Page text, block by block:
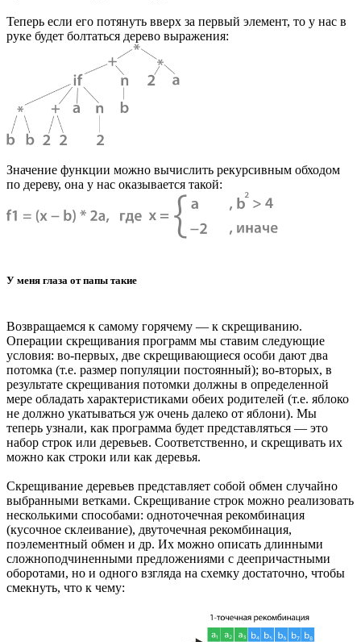
Теперь если его потянуть вверх за первый элемент, то у нас в
руке будет болтаться дерево выражения:
Значение функции можно вычислить рекурсивным обходом
по дереву, она у нас оказывается такой:
У меня глаза от папы такие
Возвращаемся к самому горячему — к скрещиванию.
Операции скрещивания программ мы ставим следующие
условия: во-первых, две скрещивающиеся особи дают два
потомка (т.е. размер популяции постоянный); во-вторых, в
результате скрещивания потомки должны в определенной
мере обладать характеристиками обеих родителей (т.е. яблоко
не должно укатываться уж очень далеко от яблони). Мы
теперь узнали, как программа будет представляться — это
набор строк или деревьев. Соответственно, и скрещивать их
можно как строки или как деревья.
Скрещивание деревьев представляет собой обмен случайно
выбранными ветками. Скрещивание строк можно реализовать
несколькими способами: одноточечная рекомбинация
(кусочное склеивание), двуточечная рекомбинация,
поэлементный обмен и др. Их можно описать длинными
сложноподчиненными предложениями с деепричастными
оборотами, но и одного взгляда на схемку достаточно, чтобы
смекнуть, что к чему: